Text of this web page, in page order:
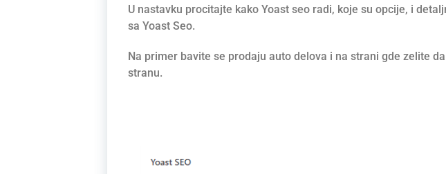
U nastavku procitajte kako Yoast seo radi, koje su opcije, i
sa Yoast Seo.
Na primer bavite se prodaju auto delova i na strani gde zelite
stranu.